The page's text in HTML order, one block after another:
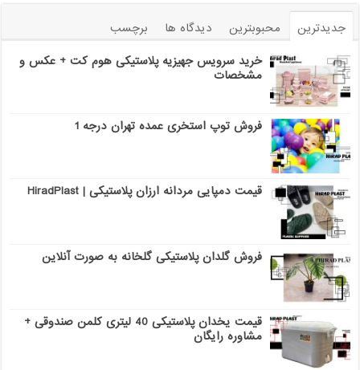
جدیدترین محبوبترین دیدگاه ها
برچسب
خرید سرویس جهیزیه پلاستیکی هوم کت + عکس و
مشخصات
فروش توپ استخری عمده تهران درجه 1
قیمت دمپایی مردانه ارزان پلاستیکی | HiradPlast
فروش گلدان پلاستیکی گلخانه به صورت آنلاین
قیمت یخدان پلاستیکی 40 لیتری کلمن صندوقی +
مشاوره رایگان